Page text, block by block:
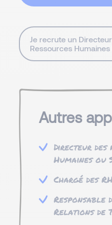
Je recrute un
Ressources Humaines
Autres
Directeur des
Humaines ou
Chargé des
Responsable
Relations de